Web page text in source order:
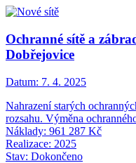
Ochranné sítě a
Dobřejovice
Datum: 7. 4. 2025
Nahrazení starých
rozsahu. Výměna
Náklady: 961 287 Kč
Realizace: 2025
Stav: Dokončeno